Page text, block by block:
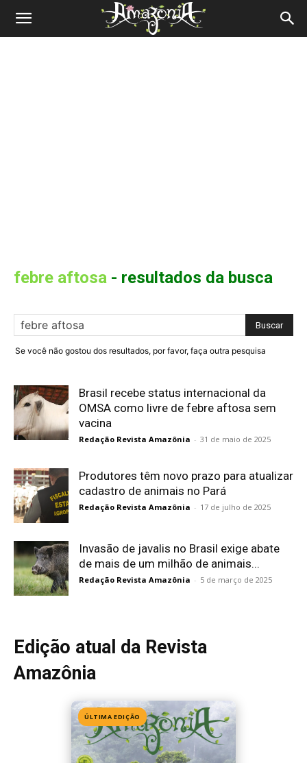
Revista
febre aftosa - resultados da busca
Se você não gostou dos resultados, por favor, faça outra pesquisa
Brasil recebe status internacional da
OMSA como livre de febre aftosa sem
vacina
Redação Revista Amazônia - 31 de maio de 2025
Produtores têm novo prazo para atualizar
cadastro de animais no Pará
Redação Revista Amazônia - 17 de julho de 2025
Invasão de javalis no Brasil exige abate
de mais de um milhão de animais...
Redação Revista Amazônia - 5 de março de 2025
Edição atual da Revista
Amazônia
ÚLTIMA EDIÇÃO